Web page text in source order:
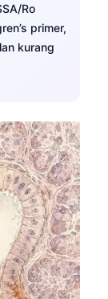
Ro
primer,
kurang